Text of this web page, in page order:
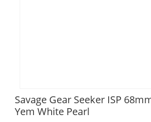
Savage Gear Seeker ISP
Yem White Pearl